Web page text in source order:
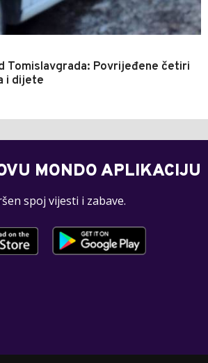
Tomislavgrada: Povrijeđene četiri
i dijete
MONDO APLIKACIJU
spoj vijesti i zabave.